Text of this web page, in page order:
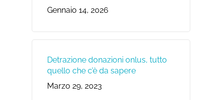
Gennaio 14, 2026
Detrazione donazioni onlus, tutto
quello che c’è da sapere
Marzo 29, 2023